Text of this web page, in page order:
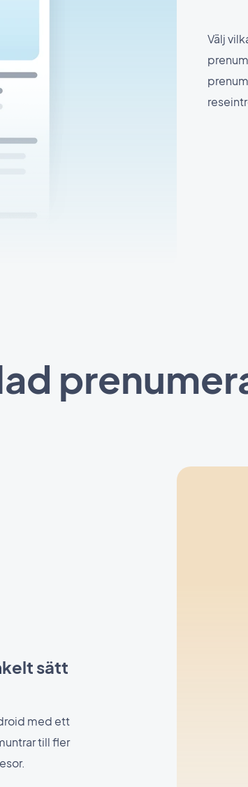
Välj
sätt
med ett
till fler